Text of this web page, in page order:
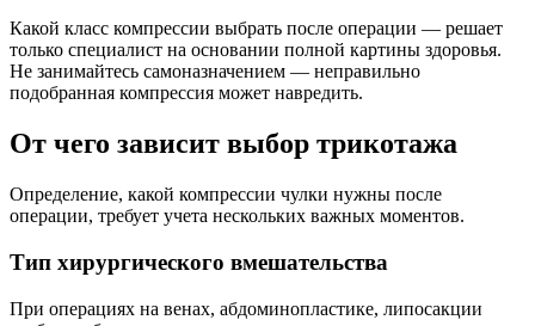
Какой класс компрессии выбрать после операции — решает
только специалист на основании полной картины здоровья.
Не занимайтесь самоназначением — неправильно
подобранная компрессия может навредить.
От чего зависит выбор трикотажа
Определение, какой компрессии чулки нужны после
операции, требует учета нескольких важных моментов.
Тип хирургического вмешательства
При операциях на венах, абдоминопластике, липосакции